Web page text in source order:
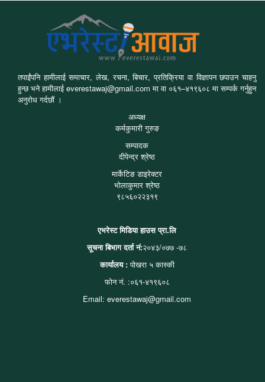
तपाईंपनि हामीलाई समाचार, लेख, रचना, बिचार, प्रतिक्रिया वा विज्ञापन छपाउन चाहनु
हुन्छ भने हामीलाई everestawaj@gmail.com मा वा ०६१–४१९६०८ मा सम्पर्क गर्नुहुन
अनुरोध गर्दछौं ।
अध्यक्ष
कर्मकुमारी गुरुङ
सम्पादक
दीपेन्द्र श्रेष्ठ
मार्केटिङ डाइरेक्टर
भोलाकुमार श्रेष्ठ
९८५६०२२३१९
एभरेस्ट मिडिया हाउस प्रा.लि
सूचना बिभाग दर्ता नं:२०४३/०७७ -७८
कार्यालय :पोखरा ५ कास्की
फोन नं. :०६१-४१९६०८
Email: everestawaj@gmail.com